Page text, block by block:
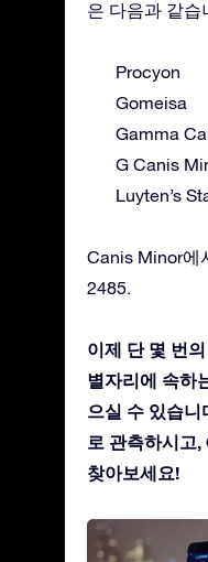
은 다음과 같습
Procyon
Gomeisa
Gamma
G Canis
Luyten’s
Canis Minor에
2485.
이제 단 몇 번
별자리에 속하
으실 수 있습니
로 관측하시고
찾아보세요!